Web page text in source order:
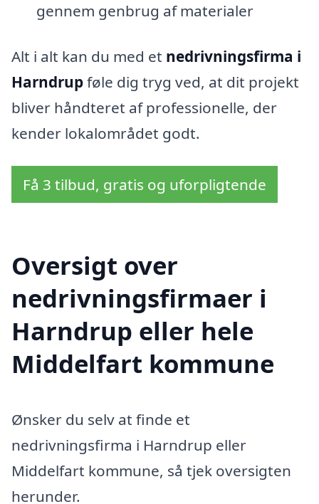
gennem genbrug af materialer
Alt i alt kan du med et nedrivningsfirma i
Harndrupføle dig tryg ved, at dit projekt
bliver håndteret af professionelle, der
kender lokalområdet godt.
Få 3 tilbud, gratis og uforpligtende
Oversigt over
nedrivningsfirmaer i
Harndrup eller hele
Middelfart kommune
Ønsker du selv at finde et
nedrivningsfirma i Harndrup eller
Middelfart kommune, så tjek oversigten
herunder.